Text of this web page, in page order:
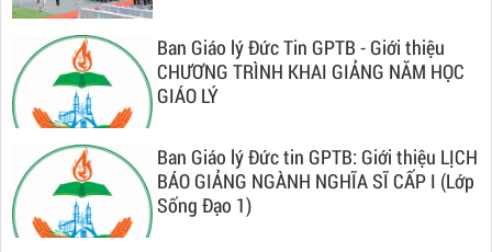
Ban Giáo lý Đức Tin GPTB - Giới thiệu
CHƯƠNG TRÌNH KHAI GIẢNG NĂM HỌC
GIÁO LÝ
Ban Giáo lý Đức tin GPTB: Giới thiệu LỊCH
BÁO GIẢNG NGÀNH NGHĨA SĨ CẤP I (Lớp
Sống Đạo 1)